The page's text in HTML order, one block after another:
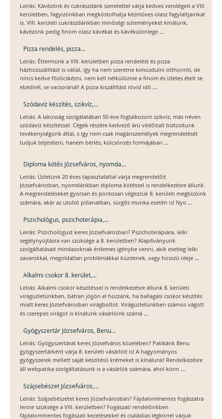
Leírás: Kávézónk és cukrászdánk szeretettel várja kedves vendégeit a VIII.
kerületben, fagyizónkban megkóstolhatja kézműves olasz fagylaltjainkat
is. VIII. kerületi cukrászdánkban minőségi süteményeket kínálunk,
kávézónk pedig finom olasz kávékat és kávékülönlege ...
Pizza rendelés, pizza...
Leírás: Éttermünk a VIII. kerületben pizza rendelést és pizza
házhozszállítást is vállal, így ha nem szeretne kimozdulni otthonról, de
nincs kedve főzőcskézni, nem kell nélkülöznie a finom és ízletes ételt se
ebédnél, se vacsoránál! A pizza kiszállítást rövid idő ...
Szódavíz készítés, szikvíz,...
Leírás: A lakosság szolgálatában 50 éve foglalkozom szikvíz, más néven
szódavíz készítéssel. Cégek részére kedvező árú védőitalt biztosítunk
tevékenységünk által, s így nem csak magánszemélyek megrendelését
tudjuk teljesíteni, hanem bérlés, kölcsönzés formájában ...
Diploma kötés Józsefváros, nyomda...
Leírás: Üzletünk 20 éves tapasztalattal várja megrendelőit
Józsefvárosban, nyomdánkban diploma kötéssel is rendelkezésre állunk.
A megrendeléseket gyorsan és pontosan végezzük 8. kerületi megbízóink
számára, akár az utolsó pillanatban, sürgős munka esetén is! Nyo ...
Pszichológus, pszichoterápia,...
Leírás: Pszichológust keres Józsefvárosban? Pszichoterápiára, lelki
segélynyújtásra van szüksége a 8. kerületben? Alapítványunk
szolgáltatásait mindazoknak érdemes igénybe venni, akik esetleg lelki
zavarokkal, megoldatlan problémákkal küzdenek, vagy hosszú ideje ...
Alkalmi csokor 8. kerület,...
Leírás: Alkalmi csokor készítéssel is rendelkezésre állunk 8. kerületi
virágüzletünkben, bátran jöjjön el hozzánk, ha ballagási csokor készítés
miatt keres Józsefvárosban virágboltot. Virágüzletünkben számos vágott
és cserepes virágot is kínálunk vásárlóink számá ...
Gyógyszertár Józsefváros, Benu...
Leírás: Gyógyszertárat keres Józsefváros közelében? Patikánk Benu
gyógyszertárként várja 8. kerületi vásárlóit is! A hagyományos
gyógyszerek mellett saját készítésű krémeket is kínálunk! Rendelkezésre
áll webpatika szolgáltatásunk is a vásárlók számára, ahol könn ...
Szájsebészet Józsefváros,...
Leírás: Szájsebészetet keres Józsefvárosban? Fájdalommentes fogászatra
lenne szüksége a VIII. kerületben? Fogászati rendelőnkben
fájdalommentes fogászati kezelésekkel és családias légkörrel várjuk